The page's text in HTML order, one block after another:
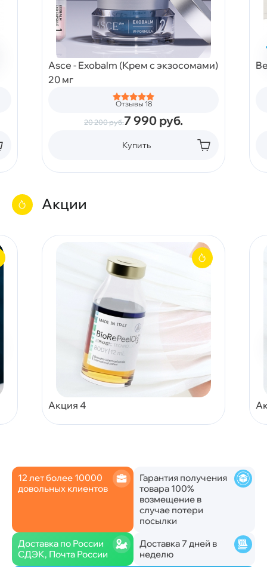
Asce - Exobalm (Крем с экзосомами)
20 мг
Отзывы 18
20 200руб.7 990 руб.
Купить
Акции
Акция 4
12 лет более 10000
довольных клиентов
Гарантия получения
товара 100%
возмещение в
случае потери
посылки
Доставка по России
СДЭК, Почта России
Доставка 7 дней в
неделю